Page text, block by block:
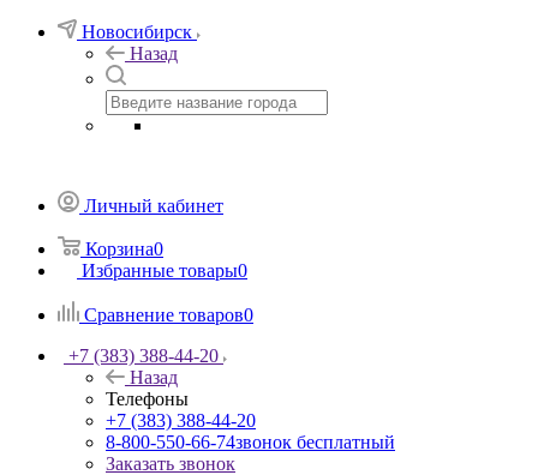
Новосибирск
Назад
Личный кабинет
Корзина0
Избранные товары0
Сравнение товаров0
+7 (383) 388-44-20
Назад
Телефоны
+7 (383) 388-44-20
8-800-550-66-74звонок бесплатный
Заказать звонок